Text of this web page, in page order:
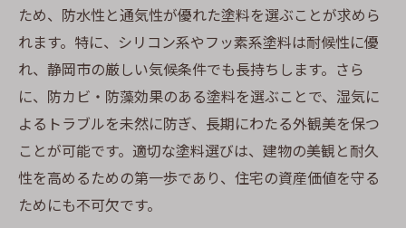
ため、防水性と通気性が優れた塗料を選ぶことが求めら
れます。特に、シリコン系やフッ素系塗料は耐候性に優
れ、静岡市の厳しい気候条件でも長持ちします。さら
に、防カビ・防藻効果のある塗料を選ぶことで、湿気に
よるトラブルを未然に防ぎ、長期にわたる外観美を保つ
ことが可能です。適切な塗料選びは、建物の美観と耐久
性を高めるための第一歩であり、住宅の資産価値を守る
ためにも不可欠です。